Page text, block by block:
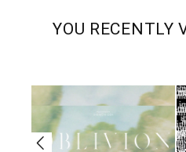
YOU RECENTLY